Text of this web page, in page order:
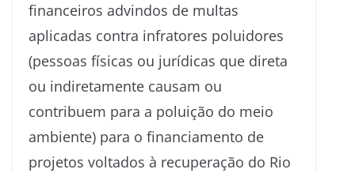
financeiros advindos de multas
aplicadas contra infratores poluidores
(pessoas físicas ou jurídicas que direta
ou indiretamente causam ou
contribuem para a poluição do meio
ambiente) para o financiamento de
projetos voltados à recuperação do Rio